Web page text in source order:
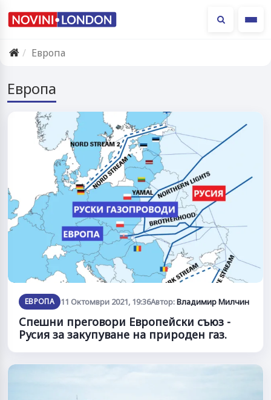
Европа
Европа
ЕВРОПА 11 Октомври 2021, 19:36Автор:Владимир Милчин
Спешни преговори Европейски съюз -
Русия за закупуване на природен газ.